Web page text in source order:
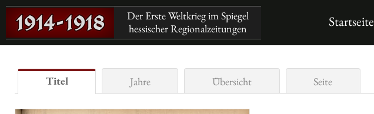
Der Erste Weltkrieg im Spiegel
hessischer Regionalzeitungen
Startseite
Titel Jahre Übersicht Seite